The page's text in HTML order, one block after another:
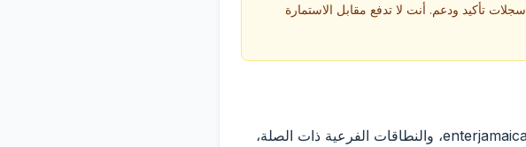
تأكيد ودعم. أنت لا تدفع مقابل الاستمارة
1.1 تحكم شروط الاستخدام هذه ("الشروط") الوصول إلى واستخدام enterjamaica.org، والنطاقات الفرعية ذات الصلة،